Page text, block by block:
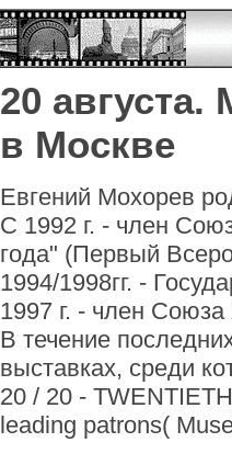
20
в Москве
Евгений Мохорев
С 1992 г. - член
года" (Первый
1994/1998гг. -
1997 г. - член
В течение
выставках, среди
20 / 20 -
leading patrons(